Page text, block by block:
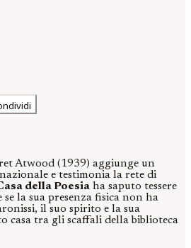
Atwood (1939) aggiunge un
e testimonia la rete di
della Poesia ha saputo tessere
la sua presenza fisica non ha
il suo spirito e la sua
casa tra gli scaffali della biblioteca